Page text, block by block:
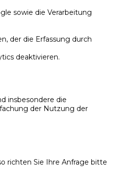
sowie die Verarbeitung
der die Erfassung durch
deaktivieren.
insbesondere die
der Nutzung der
richten Sie Ihre Anfrage bitte